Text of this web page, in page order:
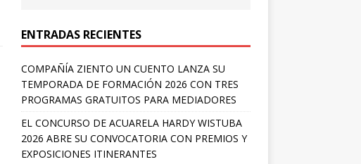
ENTRADAS RECIENTES
COMPAÑÍA ZIENTO UN CUENTO LANZA SU
TEMPORADA DE FORMACIÓN 2026 CON TRES
PROGRAMAS GRATUITOS PARA MEDIADORES
EL CONCURSO DE ACUARELA HARDY WISTUBA
2026 ABRE SU CONVOCATORIA CON PREMIOS Y
EXPOSICIONES ITINERANTES